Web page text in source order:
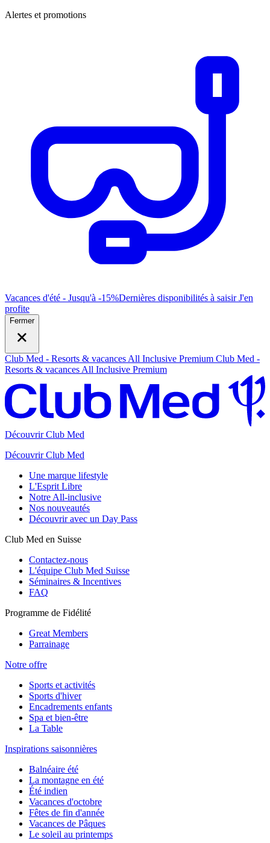
Alertes et promotions
Vacances d'été - Jusqu'à -15%Dernières disponibilités à saisirJ'en
profite
Fermer
Club Med - Resorts & vacances All Inclusive Premium Club Med -
Resorts & vacances All Inclusive Premium
Découvrir Club Med
Découvrir Club Med
Une marque lifestyle
L'Esprit Libre
Notre All-inclusive
Nos nouveautés
Découvrir avec un Day Pass
Club Med en Suisse
Contactez-nous
L'équipe Club Med Suisse
Séminaires & Incentives
FAQ
Programme de Fidélité
Great Members
Parrainage
Notre offre
Sports et activités
Sports d'hiver
Encadrements enfants
Spa et bien-être
La Table
Inspirations saisonnières
Balnéaire été
La montagne en été
Été indien
Vacances d'octobre
Fêtes de fin d'année
Vacances de Pâques
Le soleil au printemps